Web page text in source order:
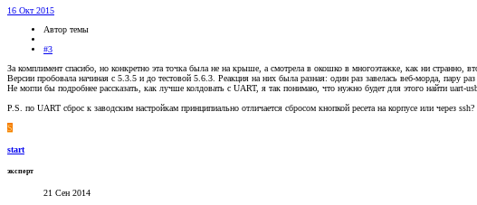
16 Окт 2015
Автор темы
#3
За комплимент спасибо, но конкретно эта точка была не на крыше, а смотрела в окошко в многоэтажке, как ни странно,
Версии пробовала начиная с 5.3.5 и до тестовой 5.6.3. Реакция на них была разная: один раз завелась веб-морда, пару
Не могли бы подробнее рассказать, как лучше колдовать с UART, я так понимаю, что нужно будет для этого найти uart-
P.S. по UART сброс к заводским настройкам принципиально отличается сбросом кнопкой ресета на корпусе или через ssh?
S
start
эксперт
21 Сен 2014